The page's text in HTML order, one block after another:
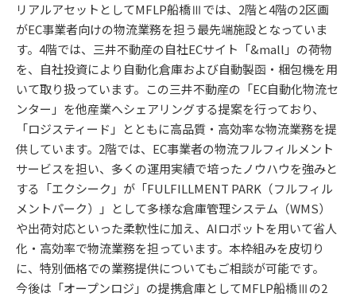
リアルアセットとしてMFLP船橋Ⅲでは、2階と4階の2区画
がEC事業者向けの物流業務を担う最先端施設となっていま
す。4階では、三井不動産の自社ECサイト「&mall」の荷物
を、自社投資により自動化倉庫および自動製函・梱包機を用
いて取り扱っています。この三井不動産の「EC自動化物流セ
ンター」を他産業へシェアリングする提案を行っており、
「ロジスティード」とともに高品質・高効率な物流業務を提
供しています。2階では、EC事業者の物流フルフィルメント
サービスを担い、多くの運用実績で培ったノウハウを強みと
する「エクシーク」が「FULFILLMENT PARK（フルフィル
メントパーク）」として多様な倉庫管理システム（WMS）
や出荷対応といった柔軟性に加え、AIロボットを用いて省人
化・高効率で物流業務を担っています。本枠組みを皮切り
に、特別価格での業務提供についてもご相談が可能です。
今後は「オープンロジ」の提携倉庫としてMFLP船橋Ⅲの2